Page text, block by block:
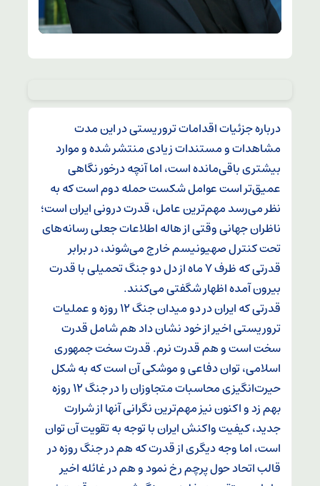
درباره جزئیات اقدامات تروریستی در این مدت
مشاهدات و مستندات زیادی منتشر شده و موارد
بیشتری باقی‌مانده است، اما آنچه درخور نگاهی
عمیق‌تر است عوامل شکست حمله دوم است که به
نظر می‌رسد مهم‌ترین عامل، قدرت درونی ایران است؛
ناظران جهانی وقتی از هاله اطلاعات جعلی رسانه‌های
تحت کنترل صهیونیسم خارج می‌شوند، در برابر
قدرتی که ظرف ۷ ماه از دل دو جنگ تحمیلی با قدرت
بیرون آمده اظهار شگفتی می‌کنند.
قدرتی که ایران در دو میدان جنگ ۱۲ روزه و عملیات
تروریستی اخیر از خود نشان داد هم شامل قدرت
سخت است و هم قدرت نرم. قدرت سخت جمهوری
اسلامی، توان دفاعی و موشکی آن است که به شکل
حیرت‌انگیزی محاسبات متجاوزان را در جنگ ۱۲ روزه
بهم زد و اکنون نیز مهم‌ترین نگرانی آنها از شرارت
جدید، کیفیت واکنش ایران با توجه به تقویت آن توان
است، اما وجه دیگری از قدرت که هم در جنگ روزه در
قالب اتحاد حول پرچم رخ نمود و هم در غائله اخیر